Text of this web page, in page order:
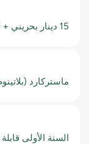
15 دينار بحريني + 10% ضريبة القيمة المضافة
ماستركارد
السنة الأولى